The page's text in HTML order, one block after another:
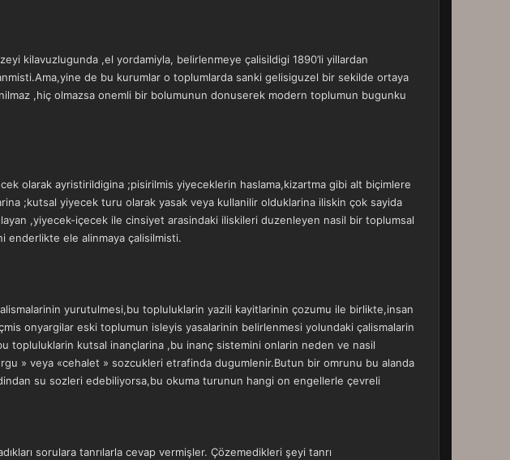
kilavuzlugunda ,el yordamiyla, belirlenmeye çalisildigi 1890’li yillardan
de bu kurumlar o toplumlarda sanki gelisiguzel bir sekilde ortaya
,hiç olmazsa onemli bir bolumunun donuserek modern toplumun bugunku
olarak ayristirildigina ;pisirilmis yiyeceklerin haslama,kizartma gibi alt biçimlere
;kutsal yiyecek turu olarak yasak veya kullanilir olduklarina iliskin çok sayida
,yiyecek-içecek ile cinsiyet arasindaki iliskileri duzenleyen nasil bir toplumsal
enderlikte ele alinmaya çalisilmisti.
yurutulmesi,bu topluluklarin yazili kayitlarinin çozumu ile birlikte,insan
onyargilar eski toplumun isleyis yasalarinin belirlenmesi yolundaki çalismalarin
topluluklarin kutsal inançlarina ,bu inanç sistemini onlarin neden ve nasil
» veya «cehalet » sozcukleri etrafinda dugumlenir.Butun bir omrunu bu alanda
su sozleri edebiliyorsa,bu okuma turunun hangi on engellerle çevreli
sorulara tanrılarla cevap vermişler. Çözemedikleri şeyi tanrı